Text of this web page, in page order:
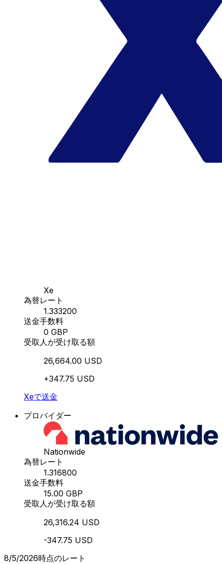
Xe
為替レート
1.333200
送金手数料
0 GBP
受取人が受け取る額
26,664.00 USD
+347.75 USD
Xeで送金
プロバイダー
Nationwide
為替レート
1.316800
送金手数料
15.00 GBP
受取人が受け取る額
26,316.24 USD
-347.75 USD
8/5/2026時点のレート